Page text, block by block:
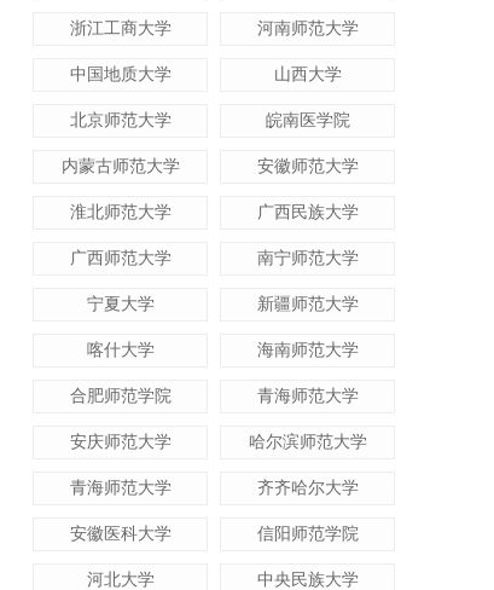
浙江工商大学 河南师范大学
中国地质大学 山西大学
北京师范大学 皖南医学院
内蒙古师范大学 安徽师范大学
淮北师范大学 广西民族大学
广西师范大学 南宁师范大学
宁夏大学 新疆师范大学
喀什大学 海南师范大学
合肥师范学院 青海师范大学
安庆师范大学 哈尔滨师范大学
青海师范大学 齐齐哈尔大学
安徽医科大学 信阳师范学院
河北大学 中央民族大学